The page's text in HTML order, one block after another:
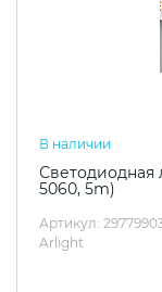
В наличии
Светодиодная
5060, 5m)
Артикул:
Arlight